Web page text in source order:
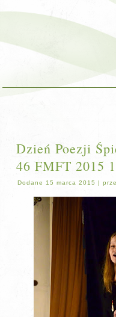
Dzień Poezji
46 FMFT 2015
Dodane 15 marca 2015 |